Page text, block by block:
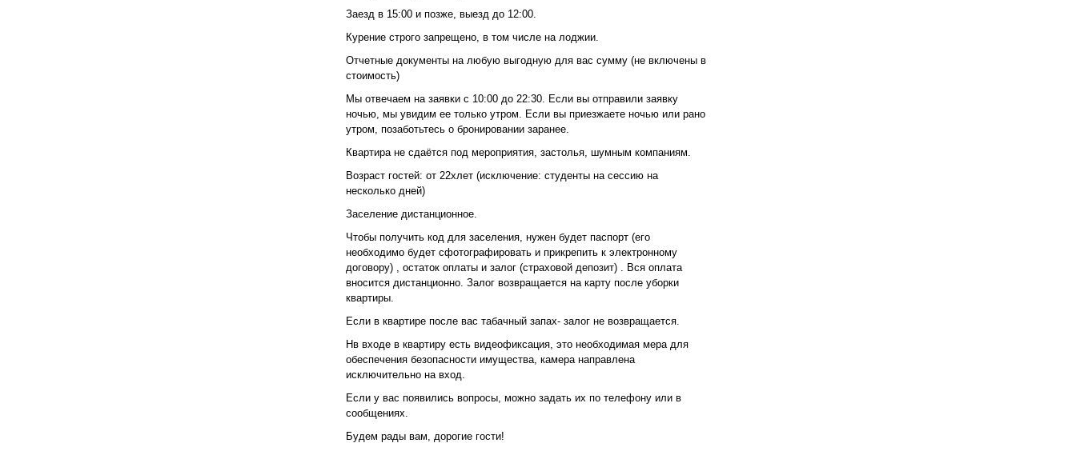
Заезд в 15:00 и позже, выезд до 12:00.
Курение строго запрещено, в том числе на лоджии.
Отчетные документы на любую выгодную для вас сумму (не включены в
стоимость)
Мы отвечаем на заявки с 10:00 до 22:30. Если вы отправили заявку
ночью, мы увидим ее только утром. Если вы приезжаете ночью или рано
утром, позаботьтесь о бронировании заранее.
Квартира не сдаётся под мероприятия, застолья, шумным компаниям.
Возраст гостей: от 22хлет (исключение: студенты на сессию на
несколько дней)
Заселение дистанционное.
Чтобы получить код для заселения, нужен будет паспорт (его
необходимо будет сфотографировать и прикрепить к электронному
договору) , остаток оплаты и залог (страховой депозит) . Вся оплата
вносится дистанционно. Залог возвращается на карту после уборки
квартиры.
Если в квартире после вас табачный запах- залог не возвращается.
Нв входе в квартиру есть видеофиксация, это необходимая мера для
обеспечения безопасности имущества, камера направлена
исключительно на вход.
Если у вас появились вопросы, можно задать их по телефону или в
сообщениях.
Будем рады вам, дорогие гости!